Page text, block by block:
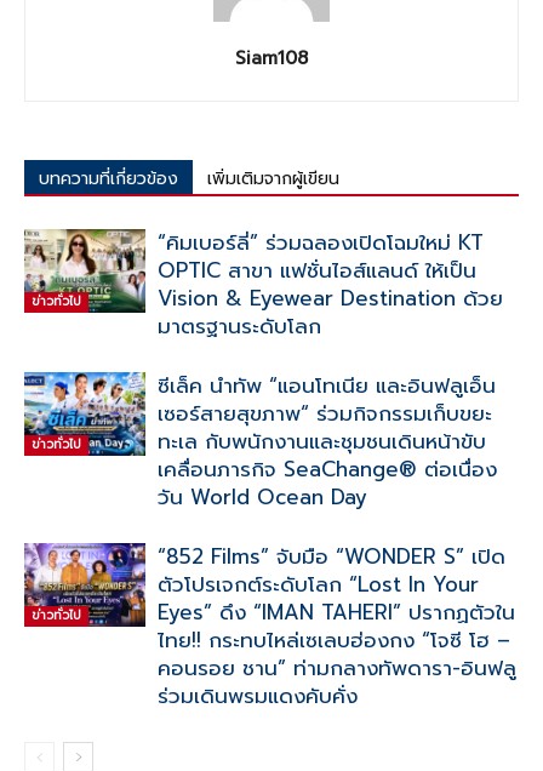
Siam108
บทความที่เกี่ยวข้อง เพิ่มเติมจากผู้เขียน
ข่าวทั่วไป
“คิมเบอร์ลี่” ร่วมฉลองเปิดโฉมใหม่ KT
OPTIC สาขา แฟชั่นไอส์แลนด์ ให้เป็น
Vision & Eyewear Destination ด้วย
มาตรฐานระดับโลก
ข่าวทั่วไป
ซีเล็ค นำทัพ “แอนโทเนีย และอินฟลูเอ็น
เซอร์สายสุขภาพ“ ร่วมกิจกรรมเก็บขยะ
ทะเล กับพนักงานและชุมชนเดินหน้าขับ
เคลื่อนภารกิจ SeaChange® ต่อเนื่อง
วัน World Ocean Day
ข่าวทั่วไป
“852 Films” จับมือ “WONDER S” เปิด
ตัวโปรเจกต์ระดับโลก “Lost In Your
Eyes” ดึง “IMAN TAHERI” ปรากฏตัวใน
ไทย!! กระทบไหล่เซเลบฮ่องกง “โจซี โฮ –
คอนรอย ชาน” ท่ามกลางทัพดารา-อินฟลู
ร่วมเดินพรมแดงคับคั่ง